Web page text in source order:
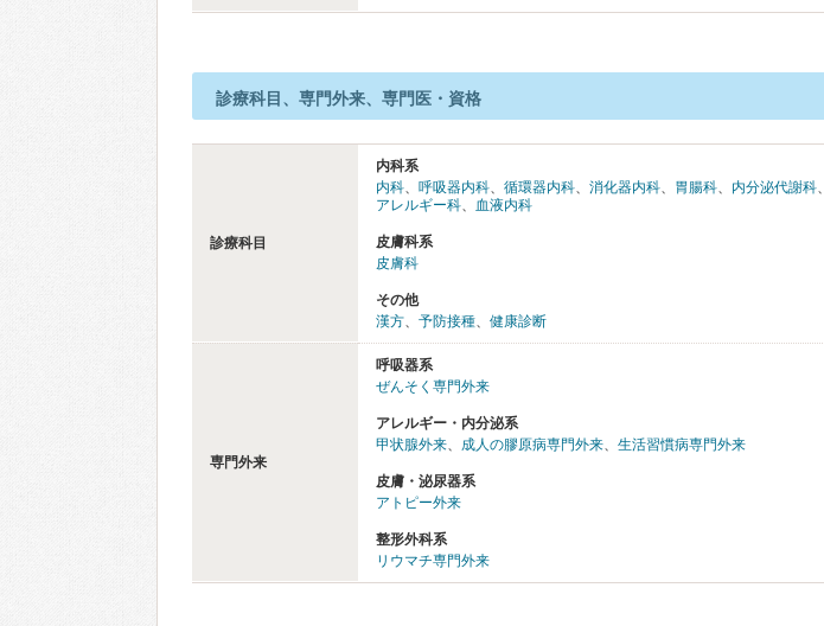
診療科目、専門外来、専門医・資格
診療科目
内科系
内科、 呼吸器内科、 循環器内科、 消化器内科、 胃腸科、 内分泌代謝科、
アレルギー科、 血液内科
皮膚科系
皮膚科
その他
漢方、 予防接種、 健康診断
専門外来
呼吸器系
ぜんそく専門外来
アレルギー・内分泌系
甲状腺外来、 成人の膠原病専門外来、 生活習慣病専門外来
皮膚・泌尿器系
アトピー外来
整形外科系
リウマチ専門外来